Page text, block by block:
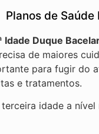
Planos de
Idade Duque
de maiores
para fugir do
e tratamentos.
idade a